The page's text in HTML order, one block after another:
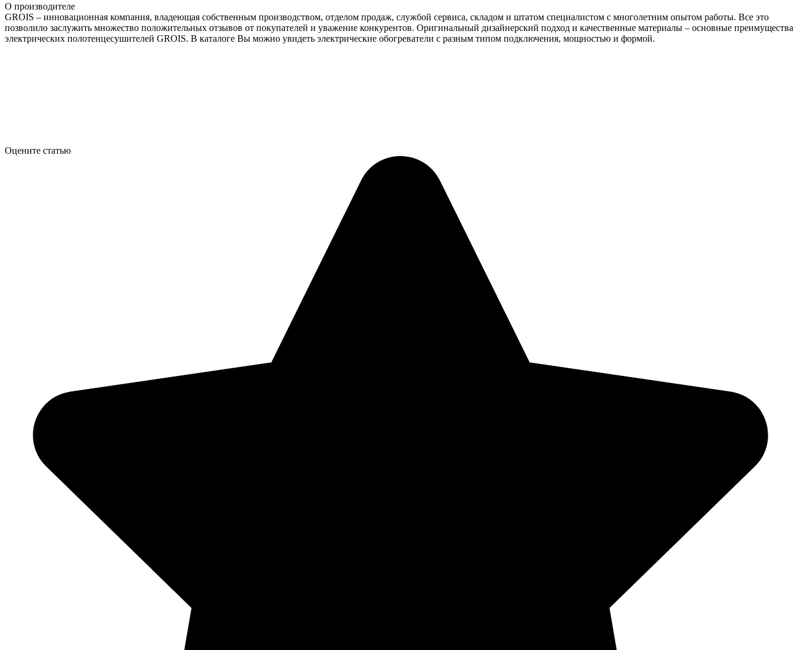
О производителе
GROIS – инновационная компания, владеющая собственным производством, отделом продаж, службой сервиса, складом и штатом специалистом с многолетним опытом работы. Все это
позволило заслужить множество положительных отзывов от покупателей и уважение конкурентов. Оригинальный дизайнерский подход и качественные материалы – основные преимущества
электрических полотенцесушителей GROIS. В каталоге Вы можно увидеть электрические обогреватели с разным типом подключения, мощностью и формой.
Оцените статью